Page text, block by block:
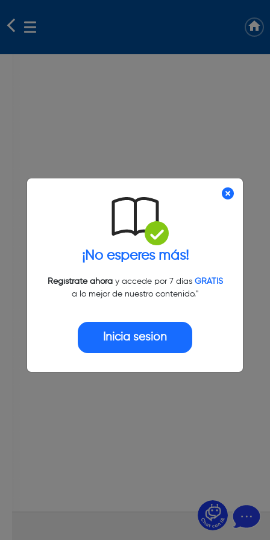
¡No esperes más!
Regístrate ahoray accede por 7 días GRATIS
a lo mejor de nuestro contenido."
Inicia sesión